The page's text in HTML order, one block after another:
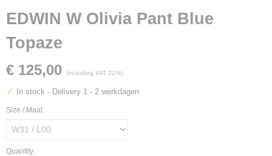
EDWIN W Olivia Pant Blue
Topaze
€ 125,00 (including VAT 21%)
✓ In stock - Delivery 1 - 2 werkdagen
Size / Maat
Quantity